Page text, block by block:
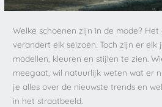
Welke schoenen zijn in de mode?
verandert elk seizoen. Toch zijn er elk
modellen, kleuren en stijlen te zien.
meegaat, wil natuurlijk weten wat er
je alles over de nieuwste trends en
in het straatbeeld.